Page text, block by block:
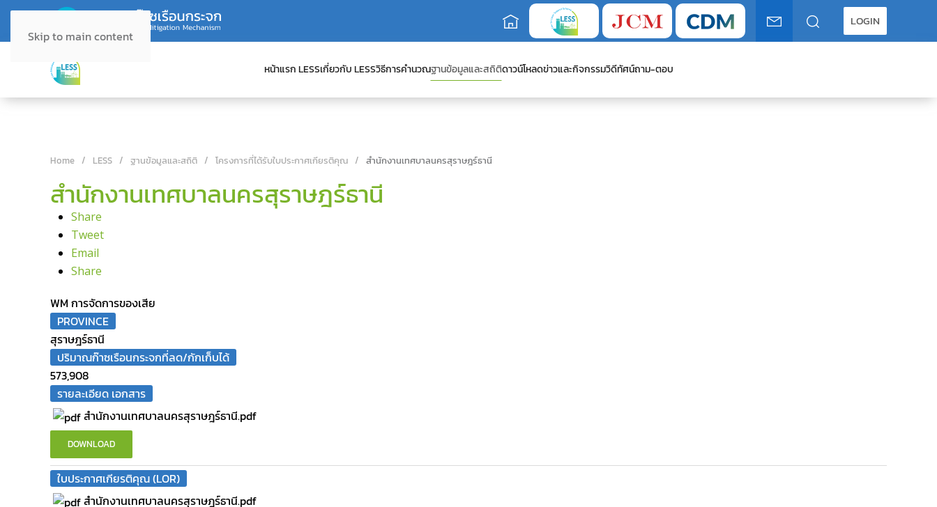
Skip to main content
LOGIN
หน้าแรก LESSเกี่ยวกับ LESSวิธีการคำนวณฐานข้อมูลและสถิติดาวน์โหลดข่าวและกิจกรรมวิดีทัศน์ถาม-ตอบ
Home LESS ฐานข้อมูลและสถิติ โครงการที่ได้รับใบประกาศเกียรติคุณ สำนักงานเทศบาลนครสุราษฎร์ธานี
สำนักงานเทศบาลนครสุราษฎร์ธานี
Share
Tweet
Email
Share
WM การจัดการของเสีย
PROVINCE
สุราษฎร์ธานี
ปริมาณก๊าซเรือนกระจกที่ลด/กักเก็บได้
573,908
รายละเอียด เอกสาร
สำนักงานเทศบาลนครสุราษฎร์ธานี.pdf
DOWNLOAD
ใบประกาศเกียรติคุณ (LOR)
สำนักงานเทศบาลนครสุราษฎร์ธานี.pdf